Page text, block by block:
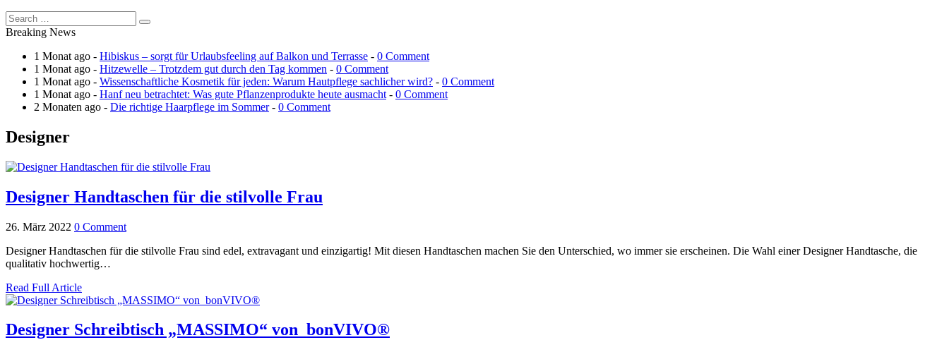
Breaking News
1 Monat ago - Hibiskus – sorgt für Urlaubsfeeling auf Balkon und Terrasse - 0 Comment
1 Monat ago - Hitzewelle – Trotzdem gut durch den Tag kommen - 0 Comment
1 Monat ago - Wissenschaftliche Kosmetik für jeden: Warum Hautpflege sachlicher wird? - 0 Comment
1 Monat ago - Hanf neu betrachtet: Was gute Pflanzenprodukte heute ausmacht - 0 Comment
2 Monaten ago - Die richtige Haarpflege im Sommer- 0 Comment
Designer
Designer Handtaschen für die stilvolle Frau
26. März 2022 0 Comment
Designer Handtaschen für die stilvolle Frau sind edel, extravagant und einzigartig! Mit diesen Handtaschen machen Sie den Unterschied, wo immer sie erscheinen. Die Wahl einer Designer Handtasche, die
qualitativ hochwertig…
Read Full Article
Designer Schreibtisch „MASSIMO“ von bonVIVO®